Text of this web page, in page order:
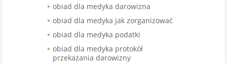
obiad dla medyka darowizna
obiad dla medyka jak zorganizować
obiad dla medyka podatki
obiad dla medyka protokół
przekazania darowizny